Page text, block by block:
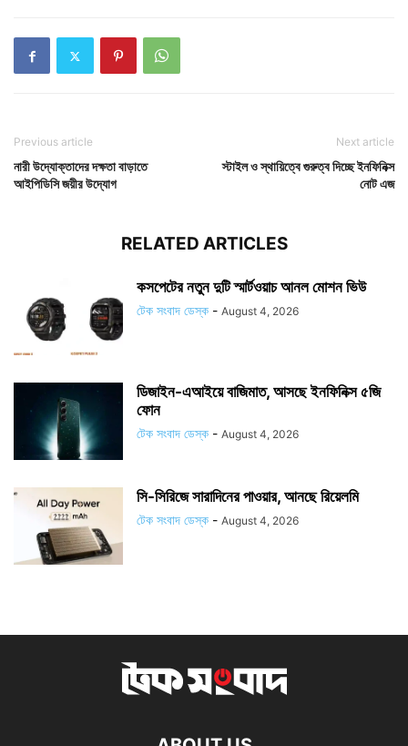
Previous article
নারী উদ্যোক্তাদের দক্ষতা বাড়াতে
আইপিডিসি জয়ীর উদ্যোগ
Next article
স্টাইল ও স্থায়িত্বে গুরুত্ব দিচ্ছে ইনফিনিক্স
নোট এজ
RELATED ARTICLES
কসপেটের নতুন দুটি স্মার্টওয়াচ আনল মোশন ভিউ
টেক সংবাদ ডেস্ক - August 4, 2026
ডিজাইন-এআইয়ে বাজিমাত, আসছে ইনফিনিক্স ৫জি
ফোন
টেক সংবাদ ডেস্ক - August 4, 2026
সি-সিরিজে সারাদিনের পাওয়ার, আনছে রিয়েলমি
টেক সংবাদ ডেস্ক - August 4, 2026